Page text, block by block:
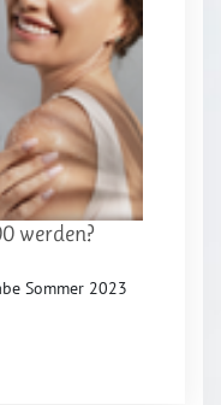
werden?
Sommer 2023